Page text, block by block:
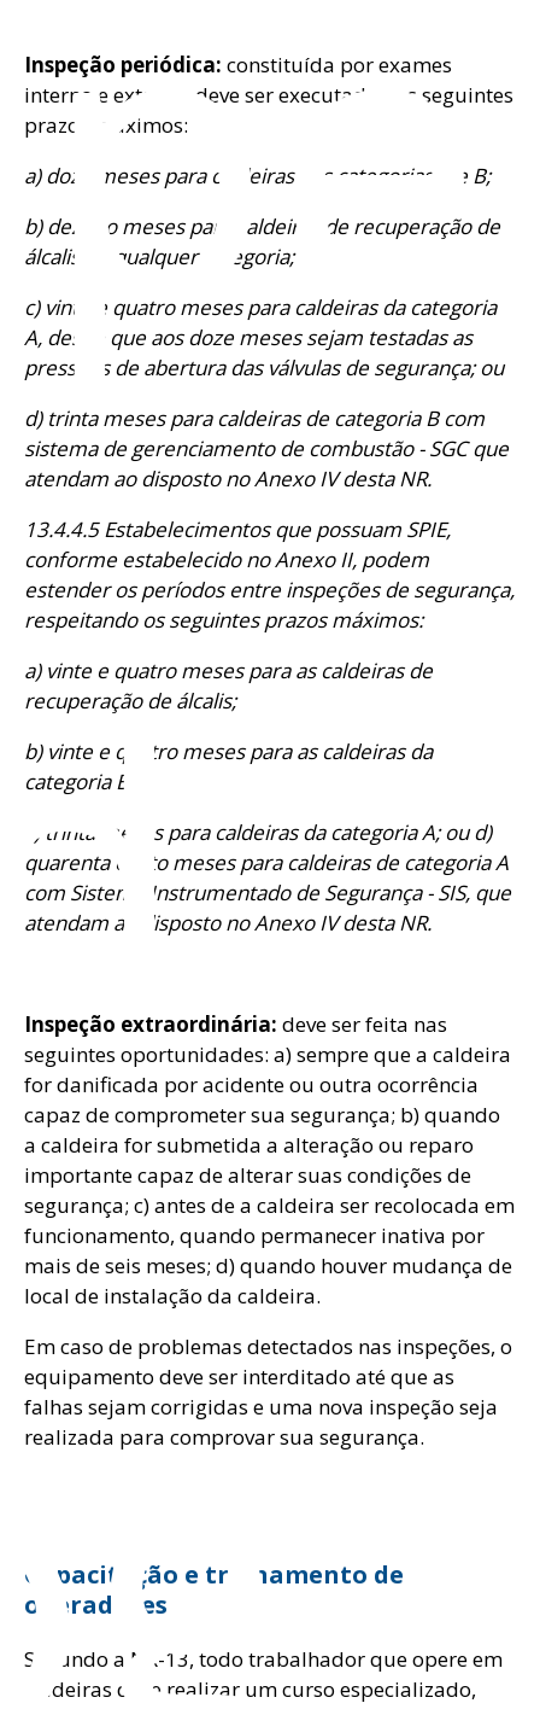
Inspeção periódica: constituída por exames
interno e externo, deve ser executada nos seguintes
prazos máximos:
a) doze meses para caldeiras das categorias A e B;
b) dezoito meses para caldeiras de recuperação de
álcalis de qualquer categoria;
c) vinte e quatro meses para caldeiras da categoria
A, desde que aos doze meses sejam testadas as
pressões de abertura das válvulas de segurança; ou
d) trinta meses para caldeiras de categoria B com
sistema de gerenciamento de combustão - SGC que
atendam ao disposto no Anexo IV desta NR.
13.4.4.5 Estabelecimentos que possuam SPIE,
conforme estabelecido no Anexo II, podem
estender os períodos entre inspeções de segurança,
respeitando os seguintes prazos máximos:
a) vinte e quatro meses para as caldeiras de
recuperação de álcalis;
b) vinte e quatro meses para as caldeiras da
categoria B;
c) trinta meses para caldeiras da categoria A; ou d)
quarenta e oito meses para caldeiras de categoria A
com Sistema Instrumentado de Segurança - SIS, que
atendam ao disposto no Anexo IV desta NR.
Inspeção extraordinária: deve ser feita nas
seguintes oportunidades: a) sempre que a caldeira
for danificada por acidente ou outra ocorrência
capaz de comprometer sua segurança; b) quando
a caldeira for submetida a alteração ou reparo
importante capaz de alterar suas condições de
segurança; c) antes de a caldeira ser recolocada em
funcionamento, quando permanecer inativa por
mais de seis meses; d) quando houver mudança de
local de instalação da caldeira.
Em caso de problemas detectados nas inspeções, o
equipamento deve ser interditado até que as
falhas sejam corrigidas e uma nova inspeção seja
realizada para comprovar sua segurança.
Capacitação e treinamento de
operadores
Segundo a NR-13, todo trabalhador que opere em
caldeiras deve realizar um curso especializado,